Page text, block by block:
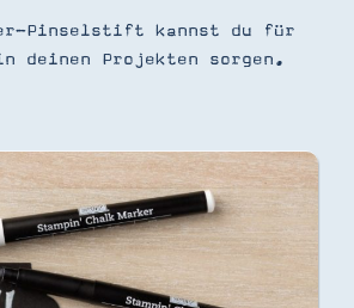
Pinselstift kannst du für
deinen Projekten sorgen.